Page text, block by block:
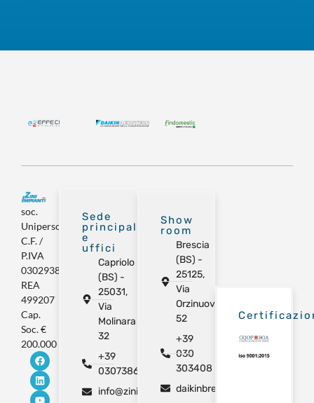
soc.
Unipersonale
C.F. /
P.IVA
03029380981
REA
499207
Cap.
Soc. €
200.000
Sede
principale
e
uffici
Capriolo
(BS) -
25031,
Via
Molinara
32
+39
0307386325
info@ziniimpianti.com
Show
room
Brescia
(BS) -
25125,
Via
Orzinuovi
52
+39
030
303408
daikinbrescia@gmail.com